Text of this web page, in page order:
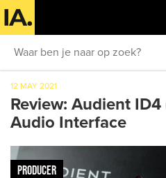
12 MAY 2021
Review: Audient
Audio Interface
PRODUCER